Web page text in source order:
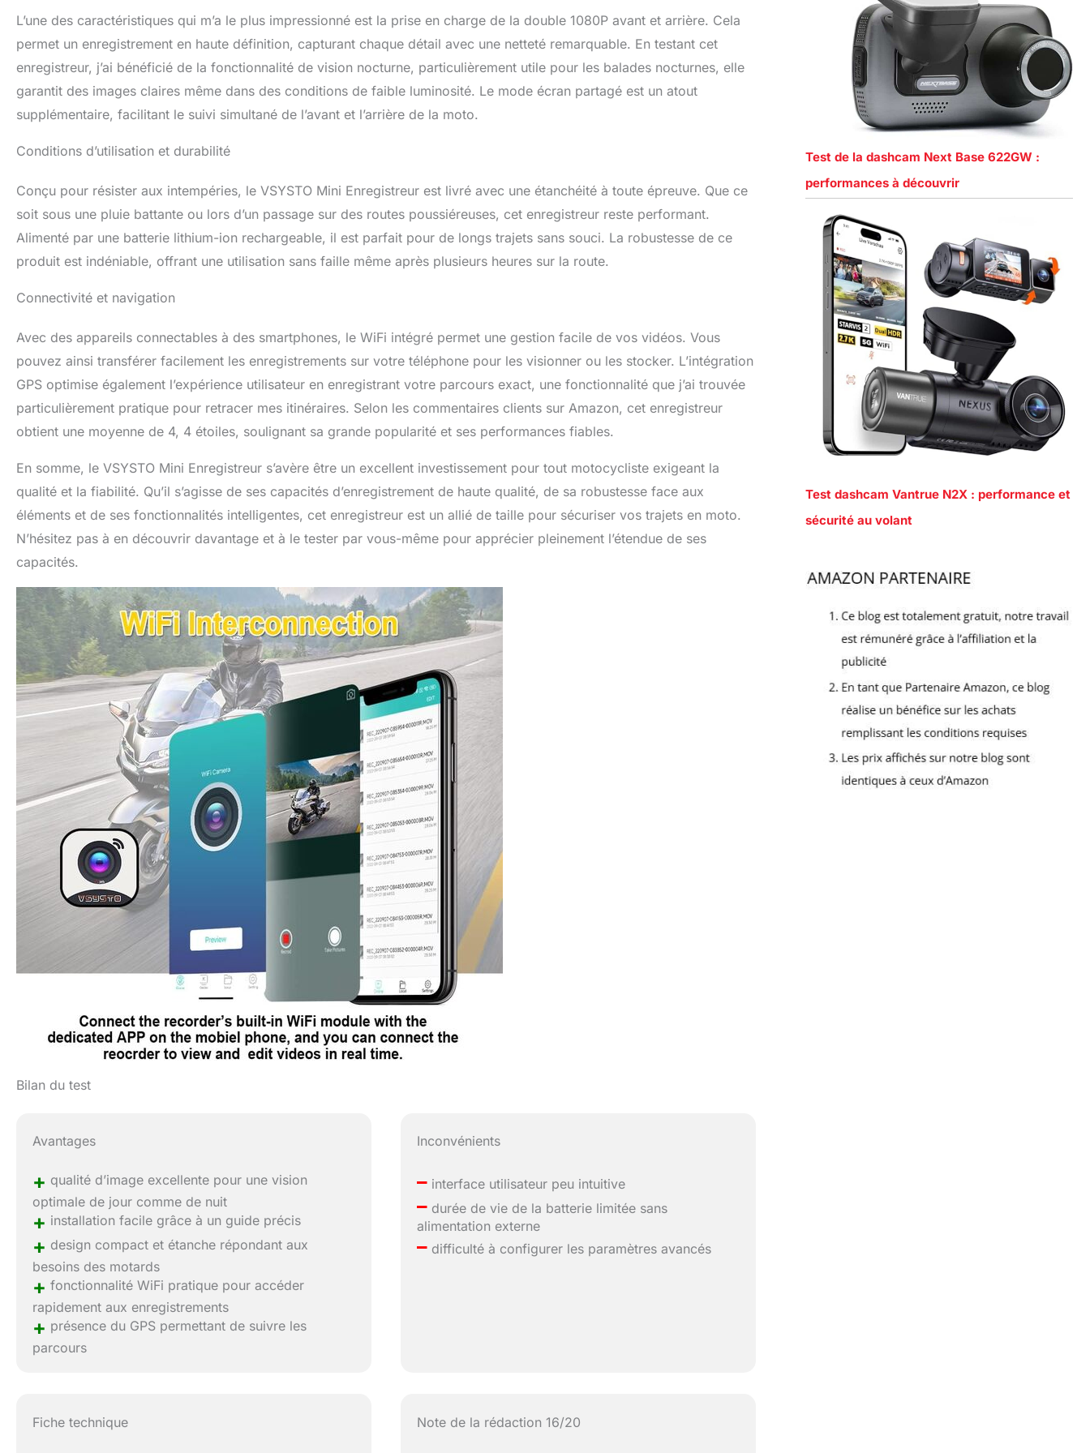
L’une des caractéristiques qui m’a le plus impressionné est la prise en charge de la double 1080P avant et arrière. Cela
permet un enregistrement en haute définition, capturant chaque détail avec une netteté remarquable. En testant cet
enregistreur, j’ai bénéficié de la fonctionnalité de vision nocturne, particulièrement utile pour les balades nocturnes, elle
garantit des images claires même dans des conditions de faible luminosité. Le mode écran partagé est un atout
supplémentaire, facilitant le suivi simultané de l’avant et l’arrière de la moto.
Conditions d’utilisation et durabilité
Conçu pour résister aux intempéries, le VSYSTO Mini Enregistreur est livré avec une étanchéité à toute épreuve. Que ce
soit sous une pluie battante ou lors d’un passage sur des routes poussiéreuses, cet enregistreur reste performant.
Alimenté par une batterie lithium-ion rechargeable, il est parfait pour de longs trajets sans souci. La robustesse de ce
produit est indéniable, offrant une utilisation sans faille même après plusieurs heures sur la route.
Connectivité et navigation
Avec des appareils connectables à des smartphones, le WiFi intégré permet une gestion facile de vos vidéos. Vous
pouvez ainsi transférer facilement les enregistrements sur votre téléphone pour les visionner ou les stocker. L’intégration
GPS optimise également l’expérience utilisateur en enregistrant votre parcours exact, une fonctionnalité que j’ai trouvée
particulièrement pratique pour retracer mes itinéraires. Selon les commentaires clients sur Amazon, cet enregistreur
obtient une moyenne de 4, 4 étoiles, soulignant sa grande popularité et ses performances fiables.
En somme, le VSYSTO Mini Enregistreur s’avère être un excellent investissement pour tout motocycliste exigeant la
qualité et la fiabilité. Qu’il s’agisse de ses capacités d’enregistrement de haute qualité, de sa robustesse face aux
éléments et de ses fonctionnalités intelligentes, cet enregistreur est un allié de taille pour sécuriser vos trajets en moto.
N’hésitez pas à en découvrir davantage et à le tester par vous-même pour apprécier pleinement l’étendue de ses
capacités.
Bilan du test
Avantages
+ qualité d’image excellente pour une vision
optimale de jour comme de nuit
+ installation facile grâce à un guide précis
+ design compact et étanche répondant aux
besoins des motards
+ fonctionnalité WiFi pratique pour accéder
rapidement aux enregistrements
+ présence du GPS permettant de suivre les
parcours
Inconvénients
– interface utilisateur peu intuitive
– durée de vie de la batterie limitée sans
alimentation externe
– difficulté à configurer les paramètres avancés
Fiche technique Note de la rédaction 16/20
Test de la dashcam Next Base 622GW :
performances à découvrir
Test dashcam Vantrue N2X : performance et
sécurité au volant